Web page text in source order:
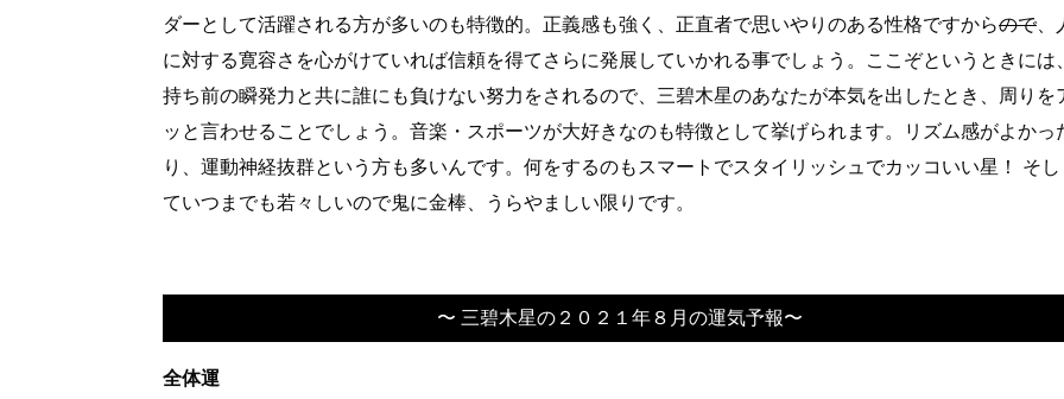
ダーとして活躍される方が多いのも特徴的。正義感も強く、正直者で思いやりのある性格ですからので、
に対する寛容さを心がけていれば信頼を得てさらに発展していかれる事でしょう。ここぞというときには、
持ち前の瞬発力と共に誰にも負けない努力をされるので、三碧木星のあなたが本気を出したとき、周りを
ッと言わせることでしょう。音楽・スポーツが大好きなのも特徴として挙げられます。リズム感がよかっ
り、運動神経抜群という方も多いんです。何をするのもスマートでスタイリッシュでカッコいい星！ そし
ていつまでも若々しいので鬼に金棒、うらやましい限りです。
〜 三碧木星の２０２１年８月の運気予報〜
全体運